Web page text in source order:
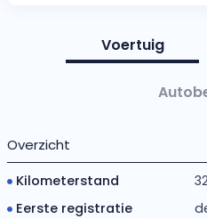
Voertuig
Overzicht
Kilometerstand
Eerste registratie